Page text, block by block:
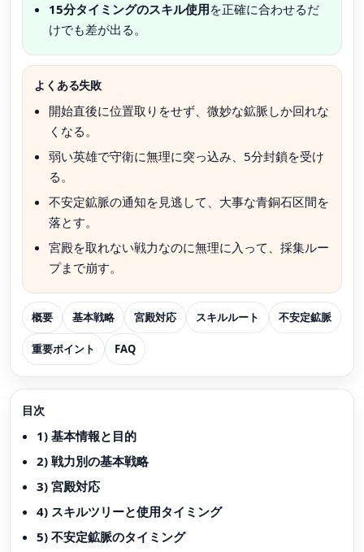
15分タイミングのスキル使用を正確に合わせるだ
けでも差が出る。
よくある失敗
開始直後に位置取りをせず、微妙な鉱脈しか回れな
くなる。
弱い英雄で守衛に無理に突っ込み、5分封鎖を受け
る。
不安定鉱脈の通知を見逃して、大事な青銅石区間を
落とす。
宮殿を取れない戦力なのに無理に入って、採集ルー
プまで崩す。
概要 基本戦略 宮殿対応 スキルルート 不安定鉱脈
重要ポイント FAQ
目次
1) 基本情報と目的
2) 戦力別の基本戦略
3) 宮殿対応
4) スキルツリーと使用タイミング
5) 不安定鉱脈のタイミング